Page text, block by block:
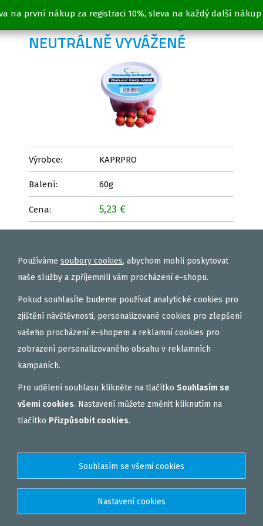
na první nákup za registraci 10%, sleva na každý další nákup
BOILIES PATENTKA 60g -
NEUTRÁLNĚ VYVÁŽENÉ
Výrobce: KAPRPRO
Balení: 60g
Cena: 5,23 €
Používáme soubory cookies, abychom mohli poskytovat
naše služby a zpříjemnili vám procházení e-shopu.
Pokud souhlasíte budeme používat analytické cookies pro
zjištění návštěvnosti, personalizované cookies pro zlepšení
vašeho procházení e-shopem a reklamní cookies pro
zobrazení personalizovaného obsahu v reklamních
kampaních.
Pro udělení souhlasu klikněte na tlačítko Souhlasím se
všemi cookies. Nastavení můžete změnit kliknutím na
tlačítko Přizpůsobit cookies.